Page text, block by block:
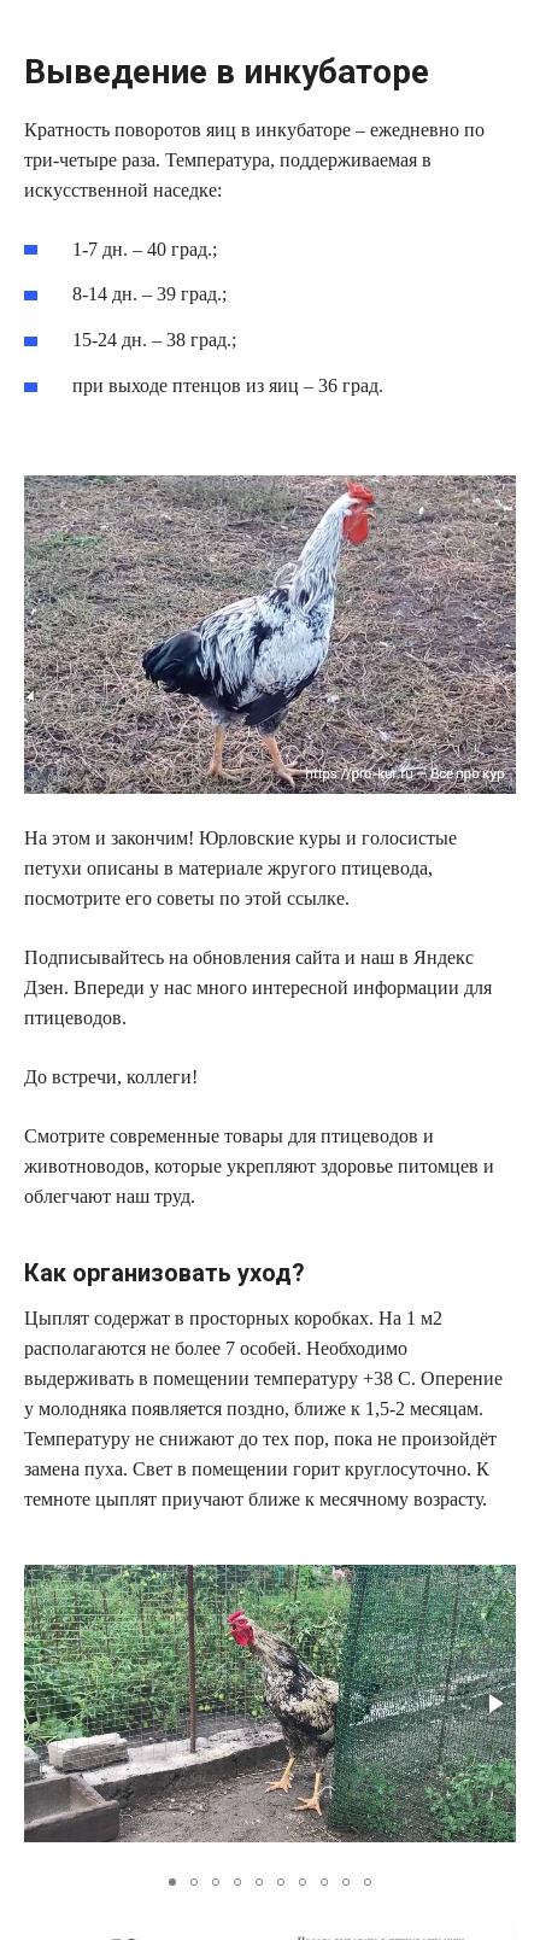
Выведение в инкубаторе
Кратность поворотов яиц в инкубаторе – ежедневно по
три-четыре раза. Температура, поддерживаемая в
искусственной наседке:
1-7 дн. – 40 град.;
8-14 дн. – 39 град.;
15-24 дн. – 38 град.;
при выходе птенцов из яиц – 36 град.
На этом и закончим! Юрловские куры и голосистые
петухи описаны в материале жругого птицевода,
посмотрите его советы по этой ссылке.
Подписывайтесь на обновления сайта и наш в Яндекс
Дзен. Впереди у нас много интересной информации для
птицеводов.
До встречи, коллеги!
Смотрите современные товары для птицеводов и
животноводов, которые укрепляют здоровье питомцев и
облегчают наш труд.
Как организовать уход?
Цыплят содержат в просторных коробках. На 1 м2
располагаются не более 7 особей. Необходимо
выдерживать в помещении температуру +38 С. Оперение
у молодняка появляется поздно, ближе к 1,5-2 месяцам.
Температуру не снижают до тех пор, пока не произойдёт
замена пуха. Свет в помещении горит круглосуточно. К
темноте цыплят приучают ближе к месячному возрасту.